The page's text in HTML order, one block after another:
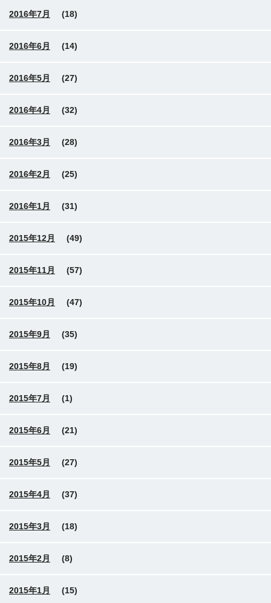
2016年7月 (18)
2016年6月 (14)
2016年5月 (27)
2016年4月 (32)
2016年3月 (28)
2016年2月 (25)
2016年1月 (31)
2015年12月 (49)
2015年11月 (57)
2015年10月 (47)
2015年9月 (35)
2015年8月 (19)
2015年7月 (1)
2015年6月 (21)
2015年5月 (27)
2015年4月 (37)
2015年3月 (18)
2015年2月 (8)
2015年1月 (15)